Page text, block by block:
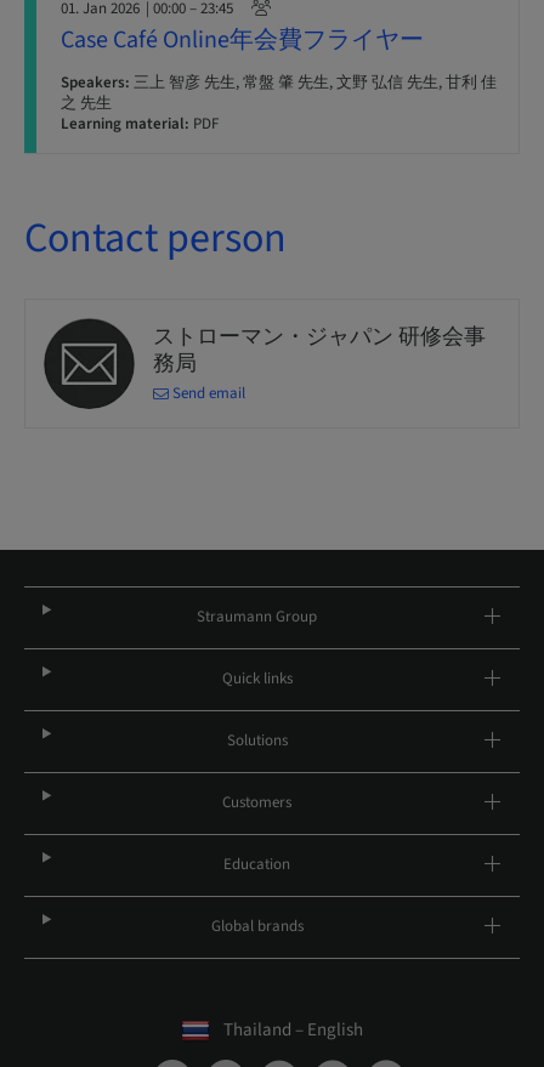
01. Jan 2026 | 00:00 – 23:45
Case Café Online年会費フライヤー
Speakers: 三上 智彦 先生, 常盤 肇 先生, 文野 弘信 先生, 甘利 佳
之 先生
Learning material: PDF
Contact person
ストローマン・ジャパン 研修会事
務局
Send email
Straumann Group
Quick links
Solutions
Customers
Education
Global brands
Thailand – English